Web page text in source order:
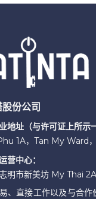
份公司
地址（与许可证上所示
1A，Tan My Ward，
营中心：
明市新美坊 My Thai 2A
、直接工作以及与合